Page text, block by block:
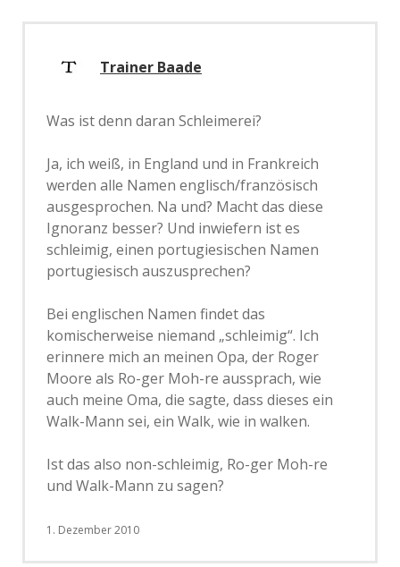
Trainer Baade
Was ist denn daran Schleimerei?
Ja, ich weiß, in England und in Frankreich
werden alle Namen englisch/französisch
ausgesprochen. Na und? Macht das diese
Ignoranz besser? Und inwiefern ist es
schleimig, einen portugiesischen Namen
portugiesisch auszusprechen?
Bei englischen Namen findet das
komischerweise niemand „schleimig“. Ich
erinnere mich an meinen Opa, der Roger
Moore als Ro-ger Moh-re aussprach, wie
auch meine Oma, die sagte, dass dieses ein
Walk-Mann sei, ein Walk, wie in walken.
Ist das also non-schleimig, Ro-ger Moh-re
und Walk-Mann zu sagen?
1. Dezember 2010